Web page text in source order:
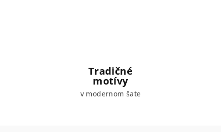
Tradičné
motívy
v modernom šate